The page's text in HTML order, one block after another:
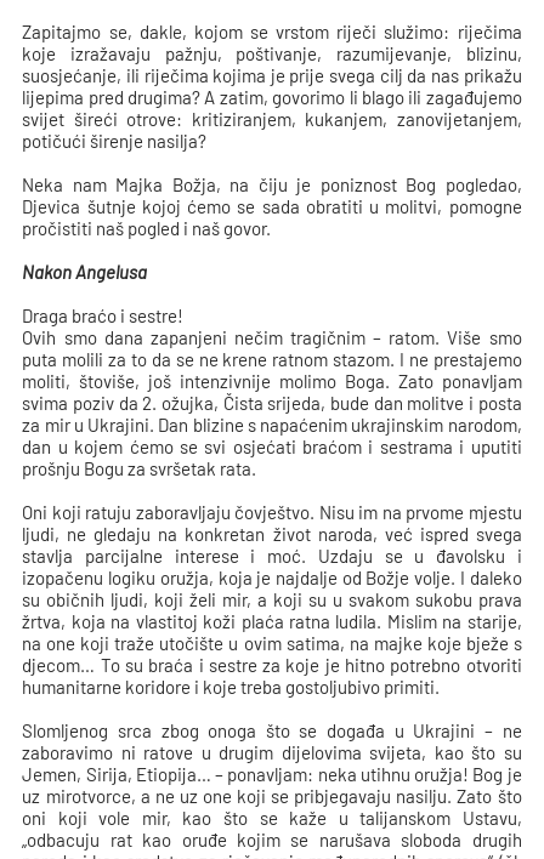
Zapitajmo se, dakle, kojom se vrstom riječi služimo: riječima
koje izražavaju pažnju, poštivanje, razumijevanje, blizinu,
suosjećanje, ili riječima kojima je prije svega cilj da nas prikažu
lijepima pred drugima? A zatim, govorimo li blago ili zagađujemo
svijet šireći otrove: kritiziranjem, kukanjem, zanovijetanjem,
potičući širenje nasilja?
Neka nam Majka Božja, na čiju je poniznost Bog pogledao,
Djevica šutnje kojoj ćemo se sada obratiti u molitvi, pomogne
pročistiti naš pogled i naš govor.
Nakon Angelusa
Draga braćo i sestre!
Ovih smo dana zapanjeni nečim tragičnim – ratom. Više smo
puta molili za to da se ne krene ratnom stazom. I ne prestajemo
moliti, štoviše, još intenzivnije molimo Boga. Zato ponavljam
svima poziv da 2. ožujka, Čista srijeda, bude dan molitve i posta
za mir u Ukrajini. Dan blizine s napaćenim ukrajinskim narodom,
dan u kojem ćemo se svi osjećati braćom i sestrama i uputiti
prošnju Bogu za svršetak rata.
Oni koji ratuju zaboravljaju čovještvo. Nisu im na prvome mjestu
ljudi, ne gledaju na konkretan život naroda, već ispred svega
stavlja parcijalne interese i moć. Uzdaju se u đavolsku i
izopačenu logiku oružja, koja je najdalje od Božje volje. I daleko
su običnih ljudi, koji želi mir, a koji su u svakom sukobu prava
žrtva, koja na vlastitoj koži plaća ratna ludila. Mislim na starije,
na one koji traže utočište u ovim satima, na majke koje bježe s
djecom… To su braća i sestre za koje je hitno potrebno otvoriti
humanitarne koridore i koje treba gostoljubivo primiti.
Slomljenog srca zbog onoga što se događa u Ukrajini – ne
zaboravimo ni ratove u drugim dijelovima svijeta, kao što su
Jemen, Sirija, Etiopija… – ponavljam: neka utihnu oružja! Bog je
uz mirotvorce, a ne uz one koji se pribjegavaju nasilju. Zato što
oni koji vole mir, kao što se kaže u talijanskom Ustavu,
„odbacuju rat kao oruđe kojim se narušava sloboda drugih